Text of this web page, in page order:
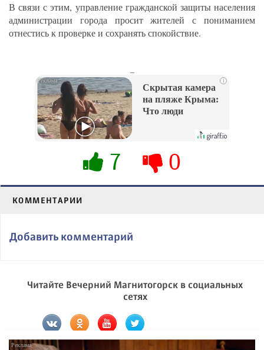
В связи с этим, управление гражданской защиты населения
администрации города просит жителей с пониманием
отнестись к проверке и сохранять спокойствие.
i
Скрытая камера
на пляже Крыма:
Что люди
их не видят...
7 0
КОММЕНТАРИИ
Добавить комментарий
Читайте Вечерний Магнитогорск в социальных
сетях